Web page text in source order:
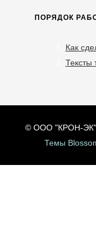
ПОРЯДОК
Как
Тексты
© ООО "КРОН-ЭК"
Темы